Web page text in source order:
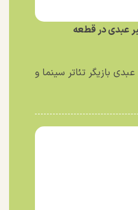
عبدی در قطعه
بازیگر تئاتر سینما و